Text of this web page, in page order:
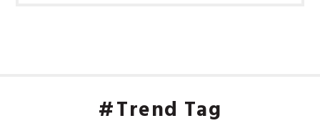
Trend Tag